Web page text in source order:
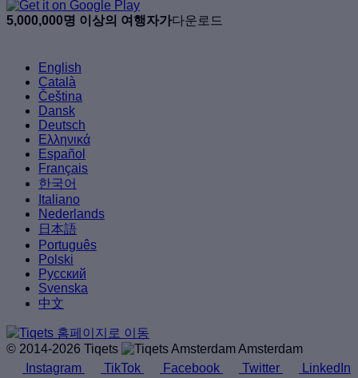
5,000,000명 이상의 여행자가다운로드
English
Català
Čeština
Dansk
Deutsch
Ελληνικά
Español
Français
한국어
Italiano
Nederlands
日本語
Português
Polski
Русский
Svenska
中文
© 2014-2026 Tiqets
Amsterdam
Instagram
TikTok Facebook Twitter LinkedIn